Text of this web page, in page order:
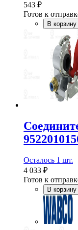
543 ₽
Готов к
В корзину
Осталось 1 шт.
4 033 ₽
Готов к
В корзину